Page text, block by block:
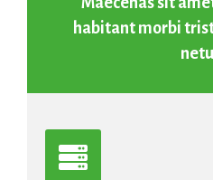
habitant morbi